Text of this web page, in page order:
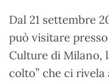
Dal 21 settembre
può visitare
Culture di Milano,
colto” che ci